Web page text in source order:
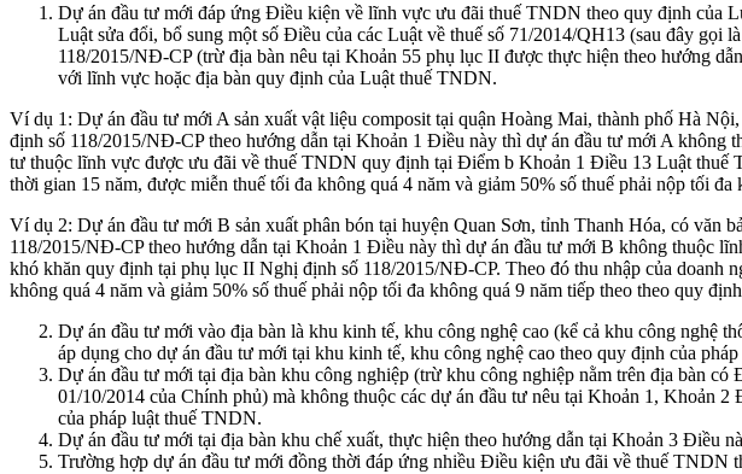
Dự án đầu tư mới đáp ứng Điều kiện về lĩnh vực ưu đãi thuế TNDN theo quy định của
Luật sửa đổi, bổ sung một số Điều của các Luật về thuế số 71/2014/QH13 (sau đây
118/2015/NĐ-CP (trừ địa bàn nêu tại Khoản 55 phụ lục II được thực hiện theo hướng
với lĩnh vực hoặc địa bàn quy định của Luật thuế TNDN.
Ví dụ 1: Dự án đầu tư mới A sản xuất vật liệu composit tại quận Hoàng Mai, thành phố Hà
định số 118/2015/NĐ-CP theo hướng dẫn tại Khoản 1 Điều này thì dự án đầu tư mới A
tư thuộc lĩnh vực được ưu đãi về thuế TNDN quy định tại Điểm b Khoản 1 Điều 13 Luật thuế
thời gian 15 năm, được miễn thuế tối đa không quá 4 năm và giảm 50% số thuế phải nộp tối
Ví dụ 2: Dự án đầu tư mới B sản xuất phân bón tại huyện Quan Sơn, tỉnh Thanh Hóa, có
118/2015/NĐ-CP theo hướng dẫn tại Khoản 1 Điều này thì dự án đầu tư mới B không thuộc
khó khăn quy định tại phụ lục II Nghị định số 118/2015/NĐ-CP. Theo đó thu nhập của doanh
không quá 4 năm và giảm 50% số thuế phải nộp tối đa không quá 9 năm tiếp theo theo quy
Dự án đầu tư mới vào địa bàn là khu kinh tế, khu công nghệ cao (kể cả khu công nghệ
áp dụng cho dự án đầu tư mới tại khu kinh tế, khu công nghệ cao theo quy định của
Dự án đầu tư mới tại địa bàn khu công nghiệp (trừ khu công nghiệp nằm trên địa bàn
01/10/2014 của Chính phủ) mà không thuộc các dự án đầu tư nêu tại Khoản 1, Khoản
của pháp luật thuế TNDN.
Dự án đầu tư mới tại địa bàn khu chế xuất, thực hiện theo hướng dẫn tại Khoản 3 Điều
Trường hợp dự án đầu tư mới đồng thời đáp ứng nhiều Điều kiện ưu đãi về thuế